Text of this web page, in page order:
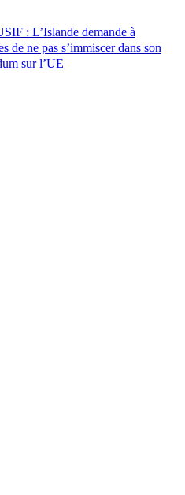
: L’Islande demande à
de ne pas s’immiscer dans son
sur l’UE